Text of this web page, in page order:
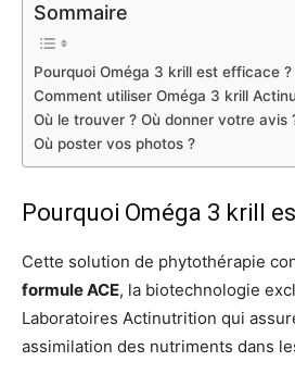
Sommaire
Pourquoi Oméga 3 krill est efficace ?
Comment utiliser Oméga 3 krill
Où le trouver ? Où donner votre avis
Où poster vos photos ?
Pourquoi Oméga 3 krill
Cette solution de phytothérapie
formule ACE, la biotechnologie
Laboratoires Actinutrition qui
assimilation des nutriments dans